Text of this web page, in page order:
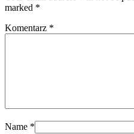
marked *
Komentarz *
Name *